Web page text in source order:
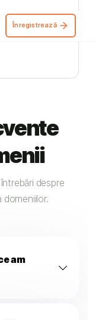
Înregistrează
despre
domeniilor.
am